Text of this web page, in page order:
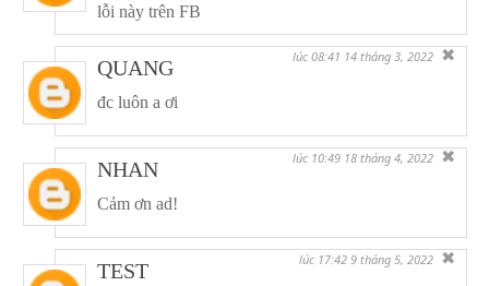
lỗi này trên FB
QUANG lúc 08:41 14 tháng 3, 2022 ✖
đc luôn a ơi
NHAN lúc 10:49 18 tháng 4, 2022 ✖
Cảm ơn ad!
TEST lúc 17:42 9 tháng 5, 2022 ✖